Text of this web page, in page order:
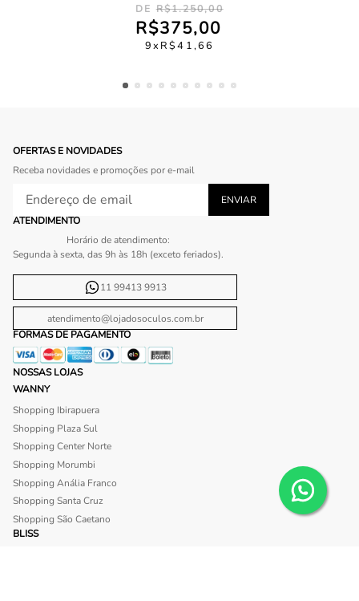
R$1.250,00
R$375,00
9 R$41,66
OFERTAS E NOVIDADES
Receba novidades e promoções por e-mail
ATENDIMENTO
Horário de atendimento:
Segunda à sexta, das 9h às 18h (exceto feriados).
11 99413 9913
atendimento@lojadosoculos.com.br
FORMAS DE PAGAMENTO
NOSSAS LOJAS
WANNY
Shopping Ibirapuera
Shopping Plaza Sul
Shopping Center Norte
Shopping Morumbi
Shopping Anália Franco
Shopping Santa Cruz
Shopping São Caetano
BLISS